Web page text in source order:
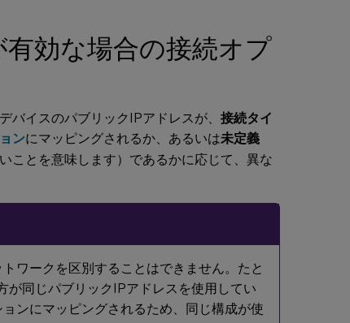
効な場合の接続オプ
バイスのパブリックIPアドレスが、 接続タイ
ンにマッピングされるか、あるいは未定義
ことを意味します）であるかに応じて、異な
ワークを区別することはできません。たと
が同じパブリックIPアドレスを使用してい
ンにマッピングされるため、同じ構成が使